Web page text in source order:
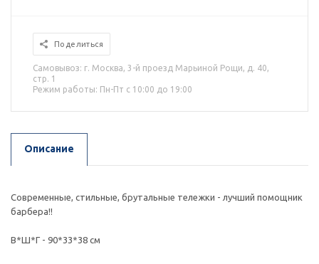
Поделиться
Самовывоз: г. Москва, 3-й проезд Марьиной Рощи, д. 40,
стр. 1
Режим работы: Пн-Пт с 10:00 до 19:00
Описание
Современные, стильные, брутальные тележки - лучший помощник
барбера!!
В*Ш*Г - 90*33*38 см